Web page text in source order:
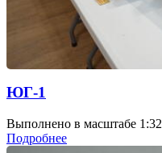
ЮГ-1
Выполнено в масштабе 1:32
Подробнее